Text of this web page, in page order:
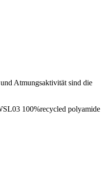
Atmungsaktivität sind die
100%recycled polyamide